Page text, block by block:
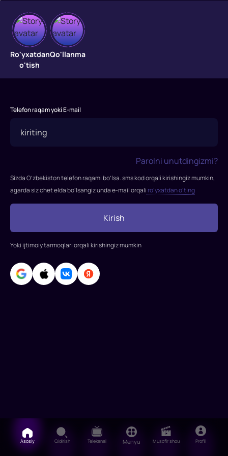
Hayot-
mamot
"Hayot-
o'yinlari"
ekranlarga
chiqqan.
Rejissor:
Ross.
Bosh
Jennifer
Lourens,
Ro'yxatdan
o'tish
Qo'llanma
Telefon raqam yoki E-mail
Parolni unutdingizmi?
Sizda O’zbekiston telefon raqami bo’lsa. sms kod orqali kirishingiz mumkin,
agarda siz chet elda bo’lsangiz unda e-mail orqali ro’yxatdan o’ting
Kirish
Yoki ijtimoiy tarmoqlari orqali kirishingiz mumkin
Asosiy Qidirish Telekanal Menyu Musofir shou Profil